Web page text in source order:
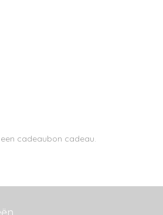
cadeaubon cadeau.